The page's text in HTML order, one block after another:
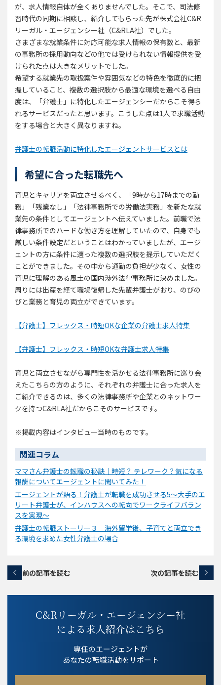
が、求人情報自体が全くありませんでした。そこで、司法修
習時代の同期に相談し、紹介してもらった先が株式会社C&R
リーガル・エージェンシー社（C&RLA社）でした。
さまざまな就業条件に対応可能な求人情報の保有数と、最新
の事務所の採用動向などの他では受けられない情報提供を受
けられた点は大きなメリットでした。
希望する就業先の取扱案件や雰囲気などの特色を徹底的に把
握していること、複数の選択肢から最適な環境を選べる自由
度は、「弁護士」に特化したエージェンシーだからこそ得ら
れるサービスだったと思います。こうした点は1人で求職活動
をする場合と大きく異なりますね。
弁護士の転職活動に特化したエージェントサービスとは
希望に合った転職先へ
育児とキャリアを両立させるべく、「9時から17時までの勤
務」「残業なし」「法律事務所での労働法実務」を新たな就
業先の条件としてエージェントへ伝えていました。前職で法
律事務所でのハードな働き方を理解していたので、自身でも
厳しい条件設定だということはわかっていましたが、エージ
ェントの方に条件に適った複数の選択肢を提示していただく
ことができました。その中から通勤の負担が少なく、女性の
育児に理解のある風土の国内渉外法律事務所に決めました。
周りには出産を経て職場復帰した先輩弁護士がおり、のびの
びと業務と育児の両立ができています。
【弁護士】フレックス・時短OKな企業の弁護士求人特集
【弁護士】フレックス・時短OKな弁護士求人特集
育児と両立させながら専門性を活かせる法律事務所に巡り会
えたこちらの方のように、それぞれの弁護士に合った求人を
ご紹介できるのは、多くの法律事務所や企業とのネットワー
クを持つC&RLA社だからこそのサービスです。
※掲載内容はインタビュー当時のものです。
関連コラム
ママさん弁護士の転職の秘訣｜時短？ テレワーク？気になる
報酬についてエージェントに聞いてみた！
エージェントが語る！弁護士が転職を成功させる5～大手のエ
リート弁護士が、インハウスへの転向でワークライフバラン
スを実現～
弁護士の転職ストーリー３ 海外留学後、子育てと両立でき
る環境を求めた女性弁護士の場合
前の記事を読む 次の記事を読む
C&Rリーガル・エージェンシー社
による求人紹介はこちら
専任のエージェントが
あなたの転職活動をサポート